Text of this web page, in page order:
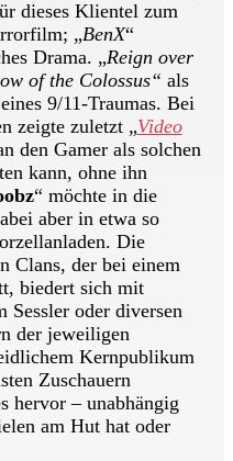
dieses Klientel zum
„BenX“
Drama. „Reign over
of the Colossus“ als
9/11-Traumas. Bei
zeigte zuletzt „Video
den Gamer als solchen
kann, ohne ihn
“ möchte in die
aber in etwa so
Die
Clans, der bei einem
biedert sich mit
Sessler oder diversen
der jeweiligen
Kernpublikum
Zuschauern
hervor – unabhängig
am Hut hat oder